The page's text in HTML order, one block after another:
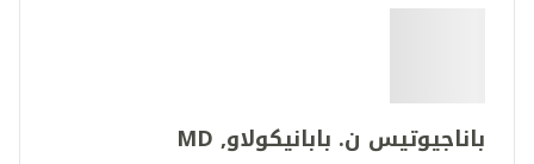
باناجيوتيس ن. بابانيكولاو, MD